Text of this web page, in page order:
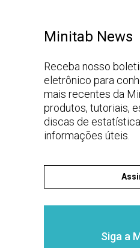
Minitab News
Receba nosso
eletrônico para
mais recentes da
produtos, tutoriais,
discas de
informações úteis.
Siga a